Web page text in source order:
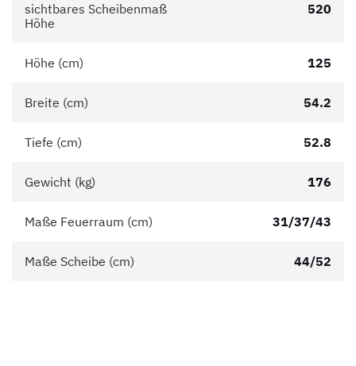
sichtbares Scheibenmaß
Höhe
520
Höhe (cm) 125
Breite (cm) 54.2
Tiefe (cm) 52.8
Gewicht (kg) 176
Maße Feuerraum (cm) 31/37/43
Maße Scheibe (cm) 44/52